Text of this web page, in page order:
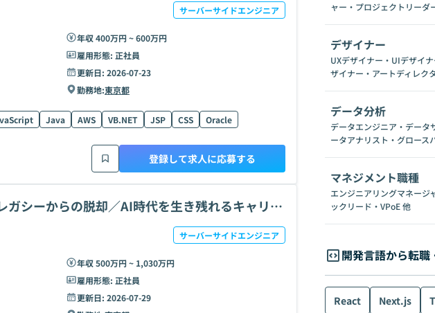
サーバーサイドエンジニア
年収 400万円 ~ 600万円
雇用形態: 正社員
更新日: 2026-07-23
勤務地:東京都
Java AWS VB.NET JSP CSS Oracle
登録して求人に応募する
ガシーからの脱却／AI時代を生き残れるキャリア
サーバーサイドエンジニア
年収 500万円 ~ 1,030万円
雇用形態: 正社員
更新日: 2026-07-29
ャー・プロジェクトリーダ
デザイナー
UXデザイナー・UIデザイ
ザイナー・アートディレク
データ分析
データエンジニア・データ
ータアナリスト・グロース
マネジメント職種
エンジニアリングマネージ
ックリード・VPoE他
開発言語から転職
React Next.js